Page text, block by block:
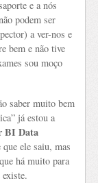
e a nós
podem ser
a ver-nos e
bem e não tive
sou moço
saber muito bem
já estou a
BI Data
ele saiu, mas
há muito para